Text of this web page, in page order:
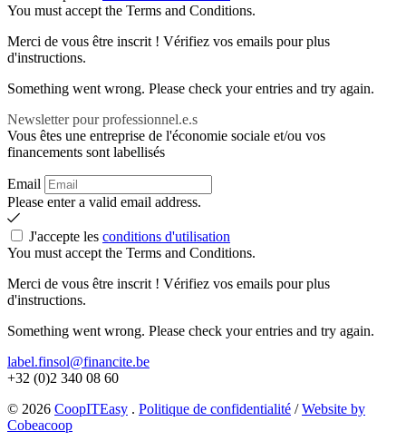
You must accept the Terms and Conditions.
Merci de vous être inscrit ! Vérifiez vos emails pour plus
d'instructions.
Something went wrong. Please check your entries and try again.
Newsletter pour professionnel.e.s
Vous êtes une entreprise de l'économie sociale et/ou vos
financements sont labellisés
Email
Please enter a valid email address.
J'accepte les conditions d'utilisation
You must accept the Terms and Conditions.
Merci de vous être inscrit ! Vérifiez vos emails pour plus
d'instructions.
Something went wrong. Please check your entries and try again.
label.finsol@financite.be
+32 (0)2 340 08 60
© 2026 CoopITEasy . Politique de confidentialité /Website by
Cobeacoop